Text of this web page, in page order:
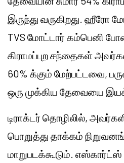
இருந்து வருகிறது. ஹீரோ
TVS மோட்டார் கம்பெனி
கிராமப்புற சந்தைகள்
60% க்கும் மேற்பட்டவை,
ஒரு முக்கிய தேவையை
டிராக்டர் தொழிலில்,
பொறுத்து தாக்கம்
மாறுபடக்கூடும்.